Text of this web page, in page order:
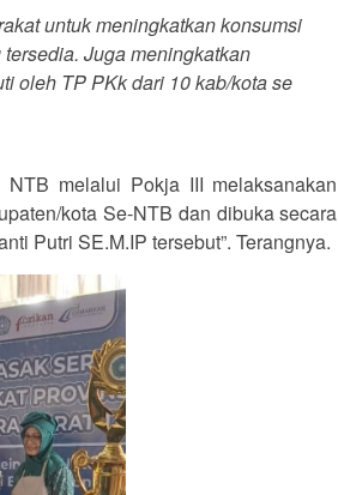
untuk meningkatkan konsumsi
Juga meningkatkan
oleh TP PKk dari 10 kab/kota se
melalui Pokja III melaksanakan
kota Se-NTB dan dibuka secara
Putri SE.M.IP tersebut”. Terangnya.